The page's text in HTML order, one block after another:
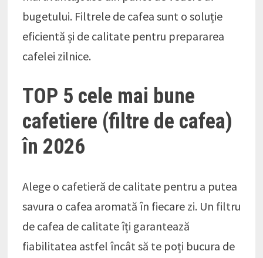
bugetului. Filtrele de cafea sunt o soluție
eficientă și de calitate pentru prepararea
cafelei zilnice.
TOP 5 cele mai bune
cafetiere (filtre de cafea)
în 2026
Alege o cafetieră de calitate pentru a putea
savura o cafea aromată în fiecare zi. Un filtru
de cafea de calitate îți garantează
fiabilitatea astfel încât să te poți bucura de